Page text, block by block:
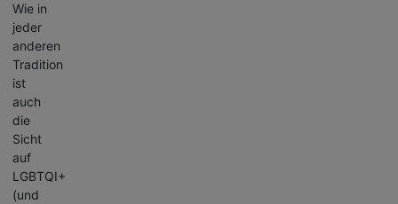
Wie in
jeder
anderen
Tradition
ist
auch
die
Sicht
auf
LGBTQI+
(und